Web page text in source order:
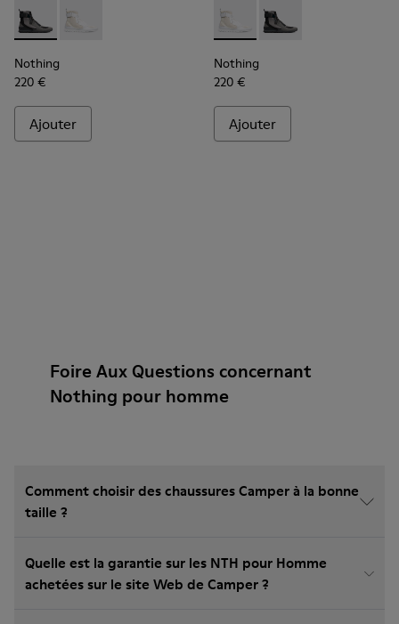
Nothing - K300264-001 - Multicolor
Nothing - K300264-004 - Multicolor
Nothing
220 €
Ajouter
Nothing - K300264-004 -
Nothing - K300264-
Nothing
220 €
Ajouter
Foire Aux Questions concernant
Nothing pour homme
Comment choisir des chaussures Camper à la bonne
taille ?
Quelle est la garantie sur les NTH pour Homme
achetées sur le site Web de Camper ?